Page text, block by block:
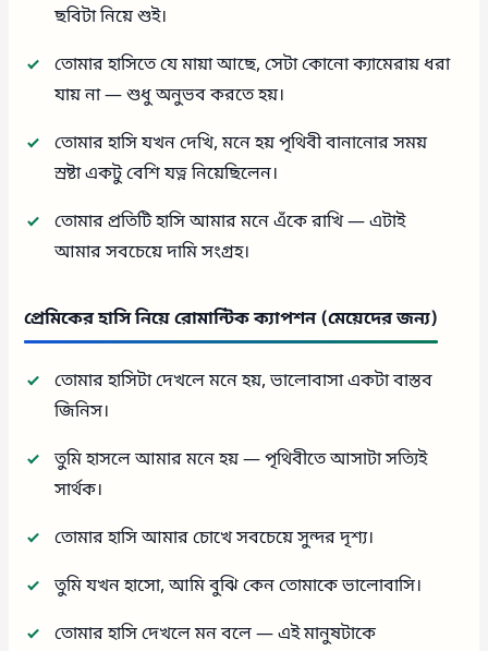
ছবিটা নিয়ে শুই।
তোমার হাসিতে যে মায়া আছে, সেটা কোনো ক্যামেরায় ধরা
যায় না — শুধু অনুভব করতে হয়।
তোমার হাসি যখন দেখি, মনে হয় পৃথিবী বানানোর সময়
স্রষ্টা একটু বেশি যত্ন নিয়েছিলেন।
তোমার প্রতিটি হাসি আমার মনে এঁকে রাখি — এটাই
আমার সবচেয়ে দামি সংগ্রহ।
প্রেমিকের হাসি নিয়ে রোমান্টিক ক্যাপশন (মেয়েদের জন্য)
তোমার হাসিটা দেখলে মনে হয়, ভালোবাসা একটা বাস্তব
জিনিস।
তুমি হাসলে আমার মনে হয় — পৃথিবীতে আসাটা সত্যিই
সার্থক।
তোমার হাসি আমার চোখে সবচেয়ে সুন্দর দৃশ্য।
তুমি যখন হাসো, আমি বুঝি কেন তোমাকে ভালোবাসি।
তোমার হাসি দেখলে মন বলে — এই মানুষটাকে